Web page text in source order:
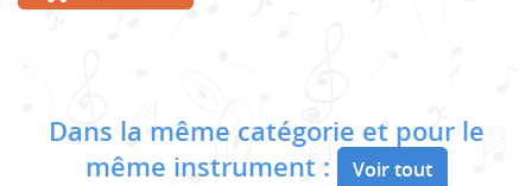
Dans la même catégorie et pour le
même instrument :
Voir tout